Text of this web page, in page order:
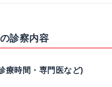
診察内容
療時間・専門医など)